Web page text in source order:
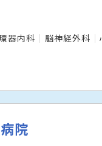
器内科 脳神経外科
院